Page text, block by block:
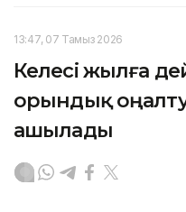
13:47, 07 Тамыз 2026
Келесі жылға
орындық
ашылады